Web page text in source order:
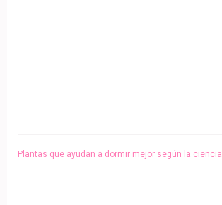
Plantas que ayudan a dormir mejor según la ciencia